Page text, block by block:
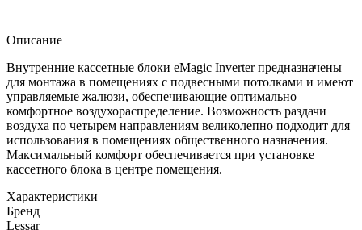
Описание
Внутренние кассетные блоки eMagic Inverter предназначены
для монтажа в помещениях с подвесными потолками и имеют
управляемые жалюзи, обеспечивающие оптимально
комфортное воздухораспределение. Возможность раздачи
воздуха по четырем направлениям великолепно подходит для
использования в помещениях общественного назначения.
Максимальный комфорт обеспечивается при установке
кассетного блока в центре помещения.
Характеристики
Бренд
Lessar